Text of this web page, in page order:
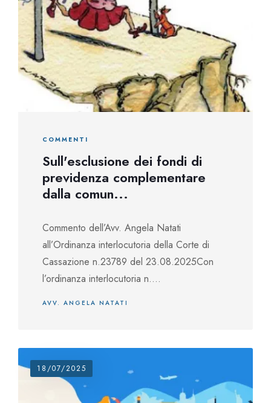
COMMENTI
Sull'esclusione dei fondi di
previdenza complementare
dalla comun...
Commento dell’Avv. Angela Natati
all’Ordinanza interlocutoria della Corte di
Cassazione n.23789 del 23.08.2025Con
l’ordinanza interlocutoria n....
AVV. ANGELA NATATI
18/07/2025